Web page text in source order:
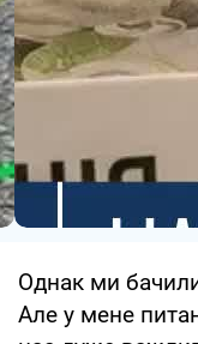
Однак ми
Але у мене